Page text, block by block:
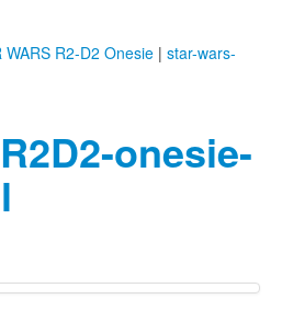
WARS R2-D2 Onesie | star-wars-
onesie-